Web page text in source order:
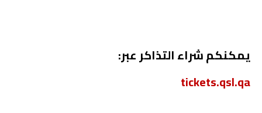
يمكنكم شراء التذاكر عبر:
tickets.qsl.qa